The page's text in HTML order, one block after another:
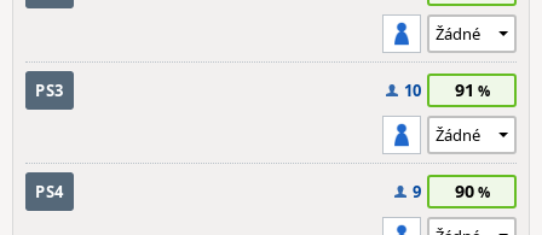
PS3 10 91
PS4 9 90